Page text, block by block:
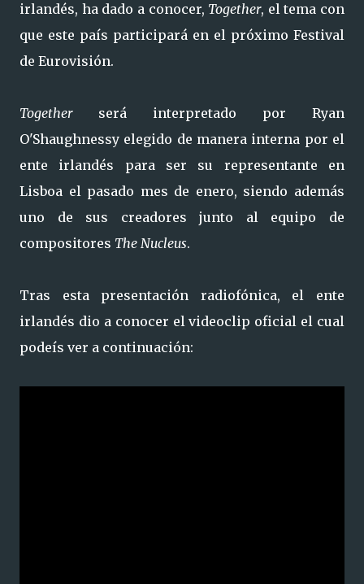
irlandés, ha dado a conocer, Together, el tema con
que este país participará en el próximo Festival
de Eurovisión.
Togetherserá interpretado por Ryan
O'Shaughnessy elegido de manera interna por el
ente irlandés para ser su representante en
Lisboa el pasado mes de enero, siendo además
uno de sus creadores junto al equipo de
compositores The Nucleus.
Tras esta presentación radiofónica, el ente
irlandés dio a conocer el videoclip oficial el cual
podeís ver a continuación: